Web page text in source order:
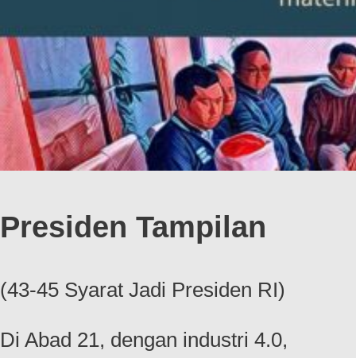
Presiden Tampilan
(43-45 Syarat Jadi Presiden RI)
Di Abad 21, dengan industri 4.0,